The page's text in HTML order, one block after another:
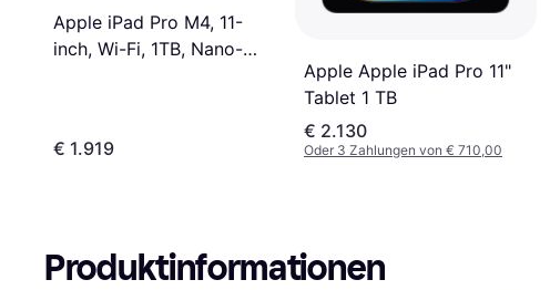
Apple iPad Pro M4, 11-
inch, Wi-Fi, 1TB, Nano-
€ 1.919
Apple Apple iPad Pro 11"
Tablet 1 TB
€ 2.130
Oder 3 Zahlungen von € 710,00
Produktinformationen